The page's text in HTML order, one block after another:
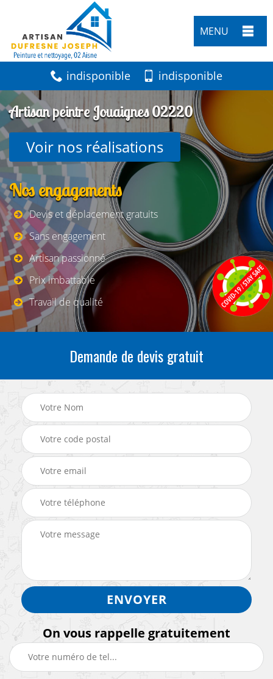
MENU
indisponible indisponible
Artisan peintre Jouaignes 02220
Voir nos réalisations
Nos engagements
Devis et déplacement gratuits
Sans engagement
Artisan passionné
Prix imbattable
Travail de qualité
Demande de devis gratuit
On vous rappelle gratuitement